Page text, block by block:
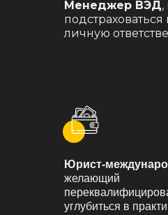
Менеджер ВЭД,
личную
Юрист-
желающий
углубиться в